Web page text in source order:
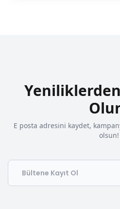
E posta adresini kaydet,
olsun!
Email